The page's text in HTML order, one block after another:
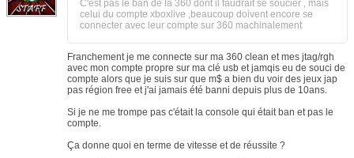
C'est pas le ban de la 360 dont il faudrait se soucier , mais
celui du compte xboxlive ,beaucoup doivent encore se
connecter avec leur compte sur 360 machinalement
Franchement je me connecte sur ma 360 clean et mes jtag/rgh
avec mon compte propre sur ma clé usb et jamqis eu de souci de
compte alors que je suis sur que m$ a bien du voir des jeux jap
pas région free et j'ai jamais été banni depuis plus de 10ans.
Si je ne me trompe pas c'était la console qui était ban et pas le
compte.
Ça donne quoi en terme de vitesse et de réussite ?